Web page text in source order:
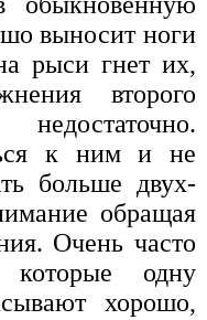
выносит ноги
рыси гнет их,
второго
к ним и не
больше двух-
обращая
Очень часто
которые одну
хорошо,